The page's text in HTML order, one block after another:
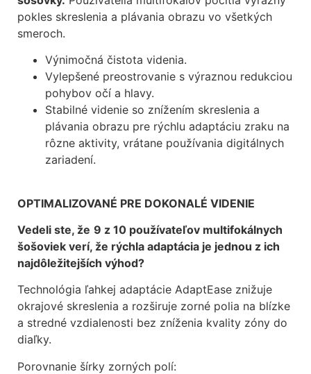
pokles skreslenia a plávania obrazu vo všetkých
smeroch.
Výnimočná čistota videnia.
Vylepšené preostrovanie s výraznou redukciou
pohybov očí a hlavy.
Stabilné videnie so znížením skreslenia a
plávania obrazu pre rýchlu adaptáciu zraku na
rôzne aktivity, vrátane používania digitálnych
zariadení.
OPTIMALIZOVANÉ PRE DOKONALÉ VIDENIE
Vedeli ste, že 9 z 10 používateľov multifokálnych
šošoviek verí, že rýchla adaptácia je jednou z ich
najdôležitejších výhod?
Technológia ľahkej adaptácie AdaptEase znižuje
okrajové skreslenia a rozširuje zorné polia na blízke
a stredné vzdialenosti bez zníženia kvality zóny do
diaľky.
Porovnanie šírky zorných polí: